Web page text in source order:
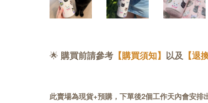
🌟 購買前請參考 【購買須知】 以及 【退
此賣場為現貨+預購，下單後2個工作天內會安排